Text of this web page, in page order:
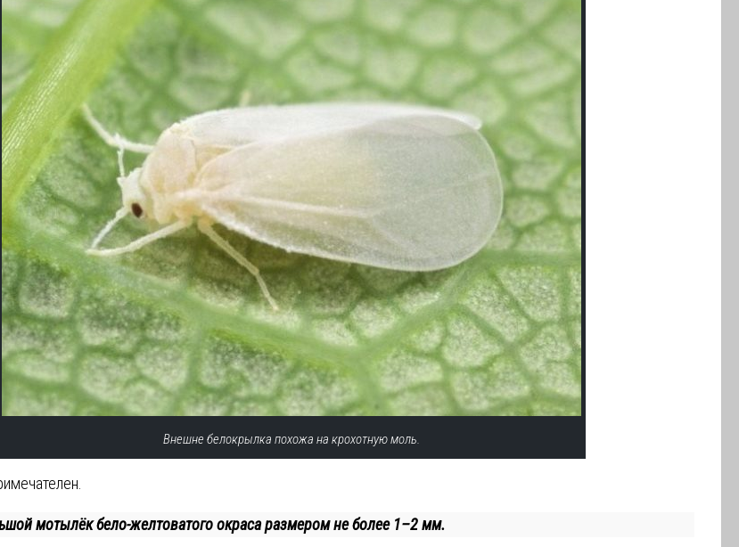
Внешне белокрылка похожа на крохотную моль.
мотылёк бело-желтоватого окраса размером не более 1–2 мм.